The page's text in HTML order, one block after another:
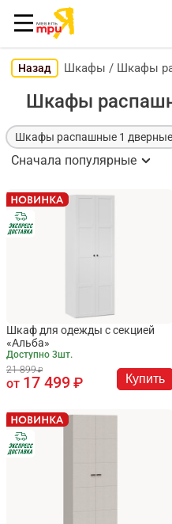
Назад Шкафы / Шкафы
Шкафы
Шкафы распашные 1 дверные
Сначала популярные
Шкаф для одежды с секцией
«Альба»
Доступно 3шт.
21 899
от 17 499 Купить